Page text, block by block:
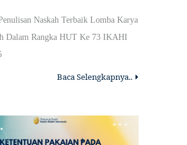
Naskah Terbaik Lomba Karya
Dalam Rangka HUT Ke 73 IKAHI
Baca Selengkapnya..